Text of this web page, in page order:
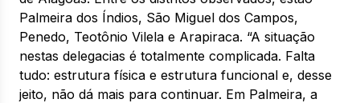
Palmeira dos Índios, São Miguel dos Campos,
Penedo, Teotônio Vilela e Arapiraca. “A situação
nestas delegacias é totalmente complicada. Falta
tudo: estrutura física e estrutura funcional e, desse
jeito, não dá mais para continuar. Em Palmeira, a